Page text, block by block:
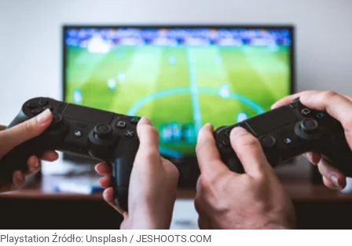
Playstation Źródło: Unsplash / JESHOOTS.COM